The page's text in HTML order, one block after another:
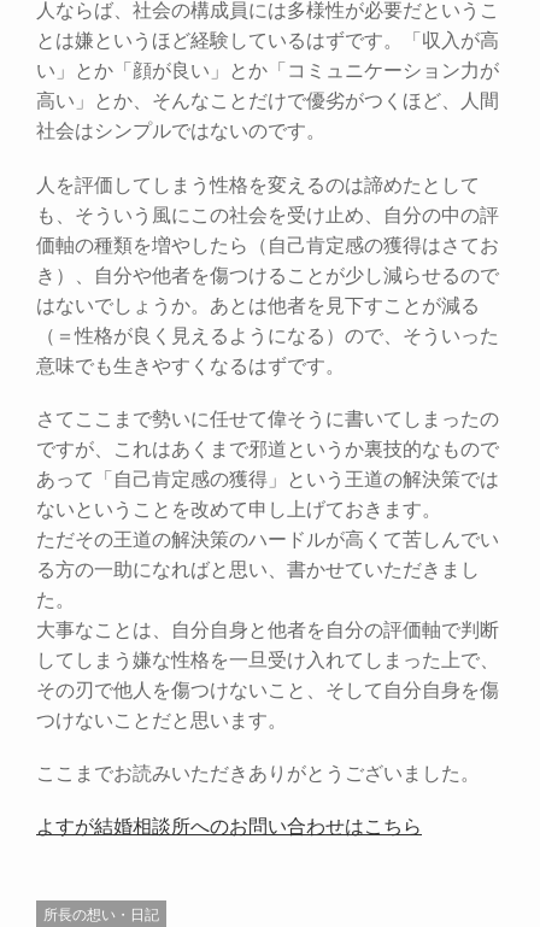
人ならば、社会の構成員には多様性が必要だというこ
とは嫌というほど経験しているはずです。「収入が高
い」とか「顔が良い」とか「コミュニケーション力が
高い」とか、そんなことだけで優劣がつくほど、人間
社会はシンプルではないのです。
人を評価してしまう性格を変えるのは諦めたとして
も、そういう風にこの社会を受け止め、自分の中の評
価軸の種類を増やしたら（自己肯定感の獲得はさてお
き）、自分や他者を傷つけることが少し減らせるので
はないでしょうか。あとは他者を見下すことが減る
（＝性格が良く見えるようになる）ので、そういった
意味でも生きやすくなるはずです。
さてここまで勢いに任せて偉そうに書いてしまったの
ですが、これはあくまで邪道というか裏技的なもので
あって「自己肯定感の獲得」という王道の解決策では
ないということを改めて申し上げておきます。
ただその王道の解決策のハードルが高くて苦しんでい
る方の一助になればと思い、書かせていただきまし
た。
大事なことは、自分自身と他者を自分の評価軸で判断
してしまう嫌な性格を一旦受け入れてしまった上で、
その刃で他人を傷つけないこと、そして自分自身を傷
つけないことだと思います。
ここまでお読みいただきありがとうございました。
よすが結婚相談所へのお問い合わせはこちら
所長の想い・日記